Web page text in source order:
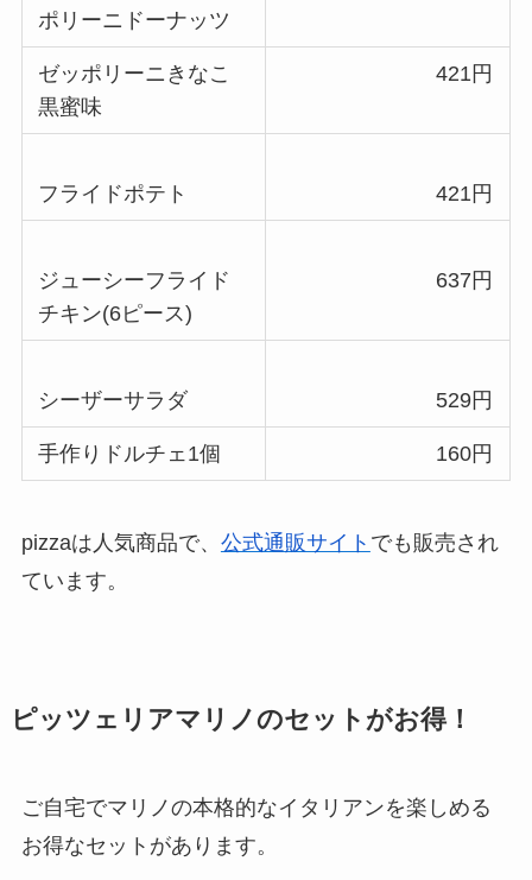
ポリーニドーナッツ
ゼッポリーニ きなこ
黒蜜味
421円
フライドポテト 421円
ジューシーフライド
チキン(6ピース)
637円
シーザーサラダ 529円
手作りドルチェ1個 160円
pizzaは人気商品で、 公式通販サイト でも販売され
ています。
ピッツェリアマリノのセットがお得！
ご自宅でマリノの本格的なイタリアンを楽しめる
お得なセットがあります。